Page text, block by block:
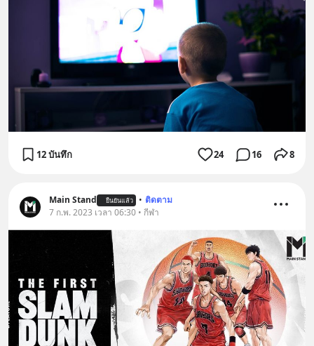
12 บันทึก 24 16 8
Main Stand ยืนยันแล้ว • ติดตาม
7 ก.พ. 2023 เวลา 06:30 • กีฬา